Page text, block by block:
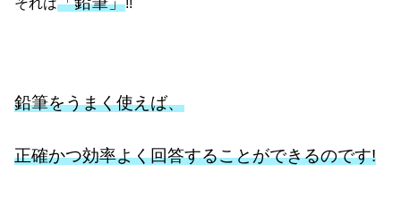
鉛筆をうまく使えば、
正確かつ効率よく回答することができるのです!